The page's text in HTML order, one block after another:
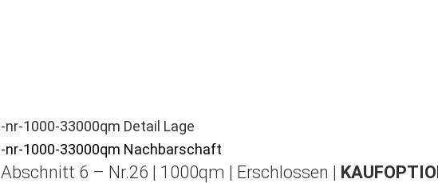
Abschnitt 6 – Nr.26 | 1000qm | Erschlossen |